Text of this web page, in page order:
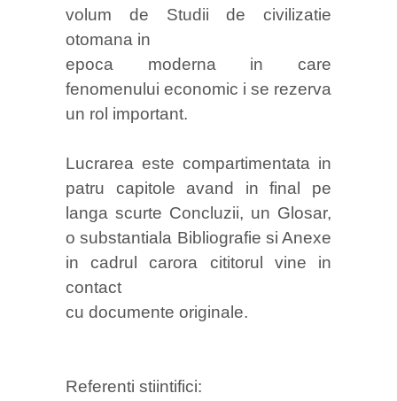
volum de Studii de civilizatie
otomana in
epoca moderna in care
fenomenului economic i se rezerva
un rol important.
Lucrarea este compartimentata in
patru capitole avand in final pe
langa scurte Concluzii, un Glosar,
o substantiala Bibliografie si Anexe
in cadrul carora cititorul vine in
contact
cu documente originale.
Referenti stiintifici: